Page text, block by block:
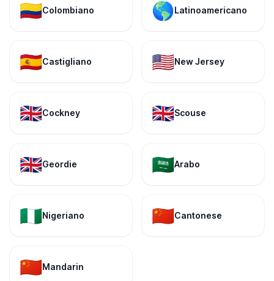
🇨🇴Colombiano 🌎Latinoamericano
🇪🇸Castigliano 🇺🇸New Jersey
🇬🇧Cockney 🇬🇧Scouse
🇬🇧Geordie 🇸🇦Arabo
🇳🇬Nigeriano 🇨🇳Cantonese
🇨🇳Mandarin